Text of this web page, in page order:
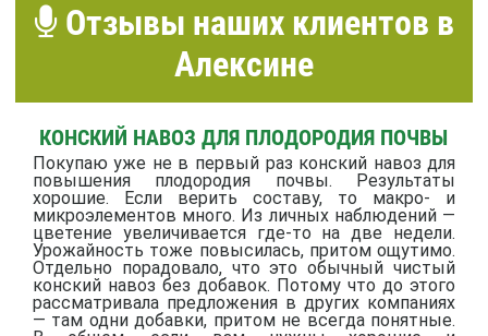
Отзывы наших клиентов в
Алексине
КОНСКИЙ НАВОЗ ДЛЯ ПЛОДОРОДИЯ ПОЧВЫ
Покупаю уже не в первый раз конский навоз для
повышения плодородия почвы. Результаты
хорошие. Если верить составу, то макро- и
микроэлементов много. Из личных наблюдений —
цветение увеличивается где-то на две недели.
Урожайность тоже повысилась, притом ощутимо.
Отдельно порадовало, что это обычный чистый
конский навоз без добавок. Потому что до этого
рассматривала предложения в других компаниях
— там одни добавки, притом не всегда понятные.